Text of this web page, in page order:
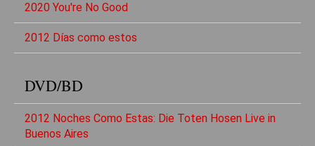
2020 You're No Good
2012 Días como estos
DVD/BD
2012 Noches Como Estas: Die Toten Hosen Live in
Buenos Aires